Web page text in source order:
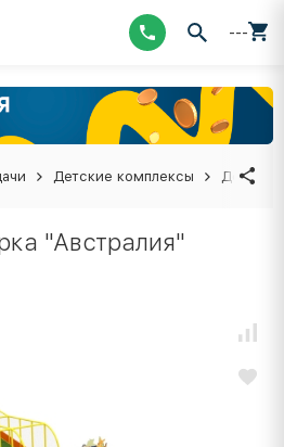
---
Детские комплексы
"Австралия"